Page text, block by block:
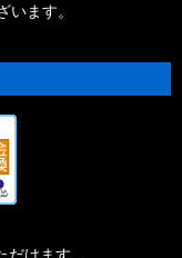
ます。
けます。